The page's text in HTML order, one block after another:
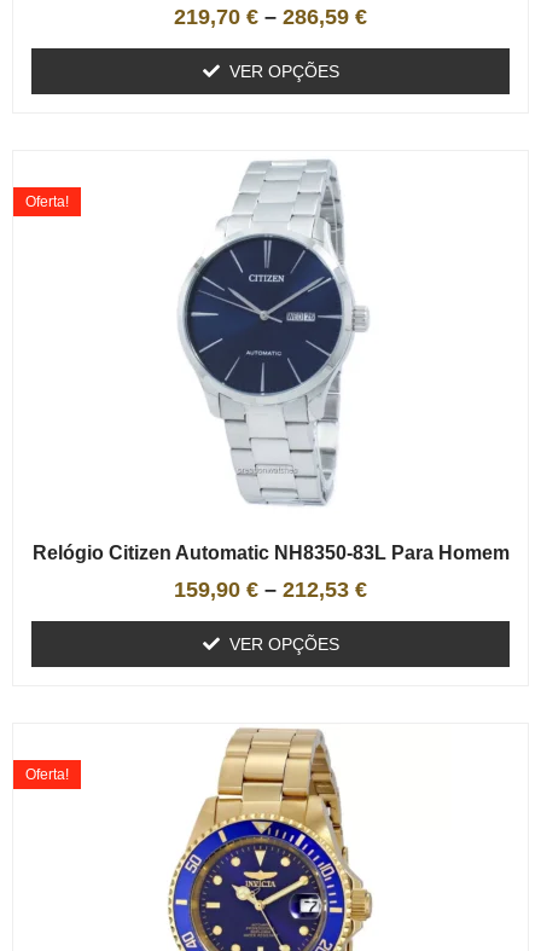
219,70 € – 286,59 €
VER OPÇÕES
Relógio Citizen Automatic NH8350-83L Para Homem
Oferta!
159,90 € – 212,53 €
VER OPÇÕES
Oferta!